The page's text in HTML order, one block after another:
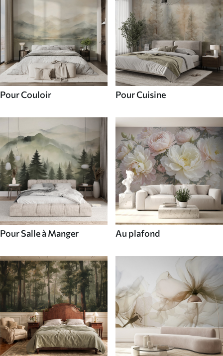
Pour Couloir Pour Cuisine
Pour Salle à Manger Au plafond